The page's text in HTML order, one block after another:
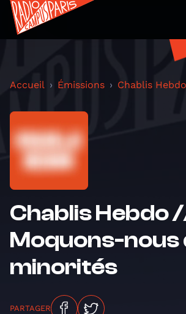
Accueil Émissions Chablis Hebdo
Chablis Hebdo
Moquons-nous
minorités
PARTAGER